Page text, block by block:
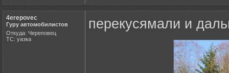
4erepovec
Гуру автомобилистов
Откуда: Череповец
ТС: уазка
перекусямали и